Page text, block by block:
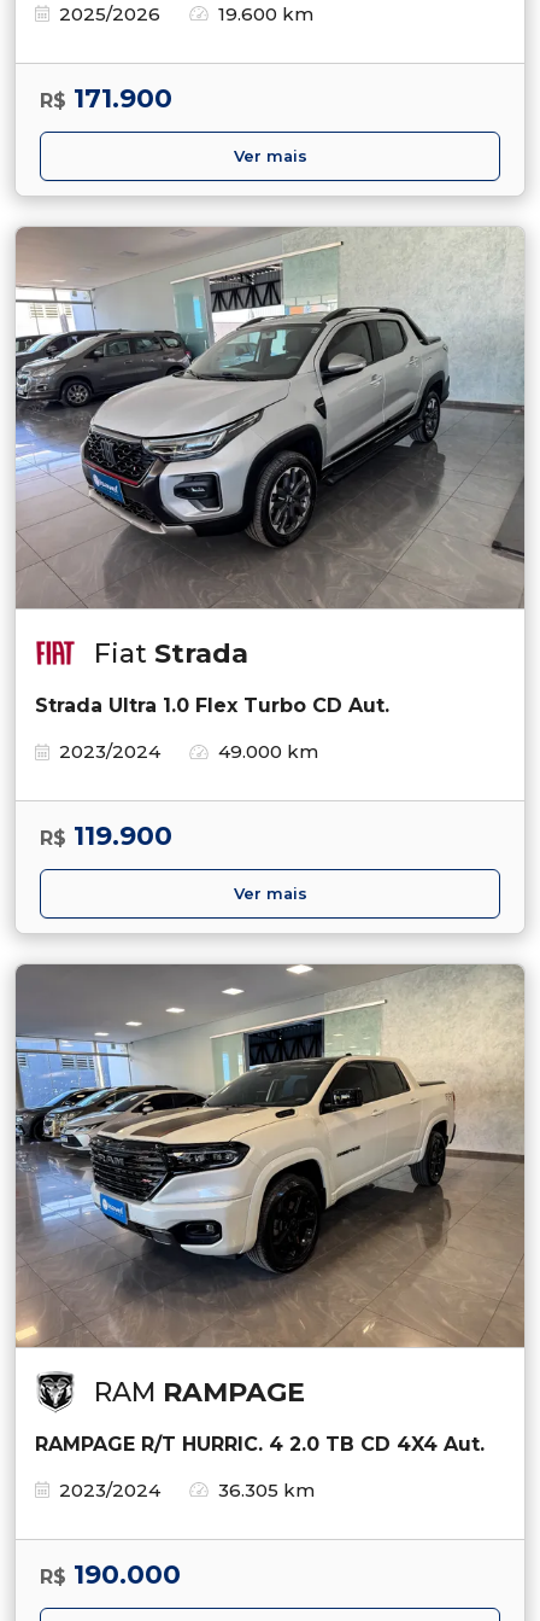
2025/2026
19.600 km
R$ 171.900
Ver mais
Fiat Strada
Strada Ultra 1.0 Flex Turbo CD Aut.
2023/2024
49.000 km
R$ 119.900
Ver mais
RAM RAMPAGE
RAMPAGE R/T HURRIC. 4 2.0 TB CD 4X4 Aut.
2023/2024
36.305 km
R$ 190.000